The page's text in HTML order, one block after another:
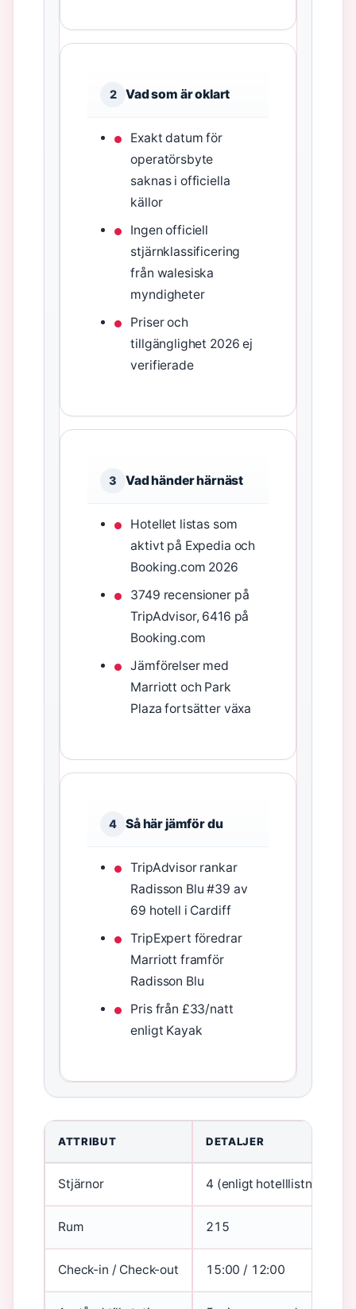
2 Vad som är oklart
Exakt datum för
operatörsbyte
saknas i officiella
källor
Ingen officiell
stjärnklassificering
från walesiska
myndigheter
Priser och
tillgänglighet 2026 ej
verifierade
3 Vad händer härnäst
Hotellet listas som
aktivt på Expedia och
Booking.com 2026
3749 recensioner på
TripAdvisor, 6416 på
Booking.com
Jämförelser med
Marriott och Park
Plaza fortsätter växa
4 Så här jämför du
TripAdvisor rankar
Radisson Blu #39 av
69 hotell i Cardiff
TripExpert föredrar
Marriott framför
Radisson Blu
Pris från £33/natt
enligt Kayak
ATTRIBUT DETALJER
Stjärnor 4 (enligt hotelllistningar)
Rum 215
Check-in / Check-out 15:00 / 12:00